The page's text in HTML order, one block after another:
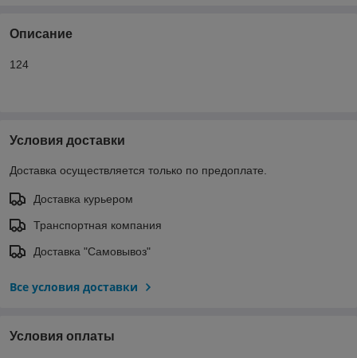
Описание
124
Условия доставки
Доставка осуществляется только по предоплате.
Доставка курьером
Транспортная компания
Доставка "Самовывоз"
Все условия доставки
Условия оплаты